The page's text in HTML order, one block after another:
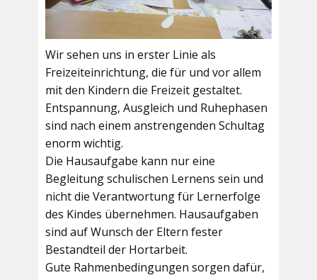
Wir sehen uns in erster Linie als
Freizeiteinrichtung, die für und vor allem
mit den Kindern die Freizeit gestaltet.
Entspannung, Ausgleich und Ruhephasen
sind nach einem anstrengenden Schultag
enorm wichtig.
Die Hausaufgabe kann nur eine
Begleitung schulischen Lernens sein und
nicht die Verantwortung für Lernerfolge
des Kindes übernehmen. Hausaufgaben
sind auf Wunsch der Eltern fester
Bestandteil der Hortarbeit.
Gute Rahmenbedingungen sorgen dafür,